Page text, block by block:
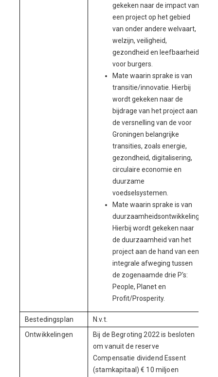
gekeken naar de impact van
een project op het gebied
van onder andere welvaart,
welzijn, veiligheid,
gezondheid en leefbaarheid
voor burgers.
Mate waarin sprake is van
transitie/innovatie. Hierbij
wordt gekeken naar de
bijdrage van het project aan
de versnelling van de voor
Groningen belangrijke
transities, zoals energie,
gezondheid, digitalisering,
circulaire economie en
duurzame
voedselsystemen.
Mate waarin sprake is van
duurzaamheidsontwikkeling.
Hierbij wordt gekeken naar
de duurzaamheid van het
project aan de hand van een
integrale afweging tussen
de zogenaamde drie P's:
People, Planet en
Profit/Prosperity.
Bestedingsplan
N.v.t.
Ontwikkelingen
Bij de Begroting 2022 is besloten
om vanuit de reserve
Compensatie dividend Essent
(stamkapitaal) € 10 miljoen